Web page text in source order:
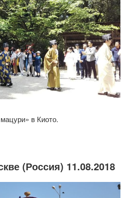
в Киото.
(Россия) 11.08.2018